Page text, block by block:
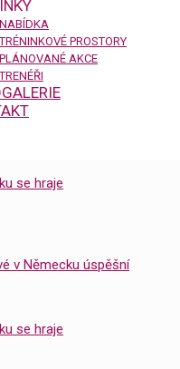
NABÍDKA
TRÉNINKOVÉ PROSTORY
PLÁNOVANÉ AKCE
TRENÉŘI
se hraje
v Německu úspěšní
se hraje